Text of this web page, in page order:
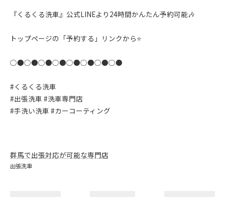
『くるくる洗車』公式LINEより24時間かんたん予約可能🎶
トップページの「予約する」リンクから⭐️
○●○●○●○●○●○●○●○●
#くるくる洗車
#出張洗車 #洗車専門店
#手洗い洗車 #カーコーティング
群馬で出張対応が可能な専門店
出張洗車